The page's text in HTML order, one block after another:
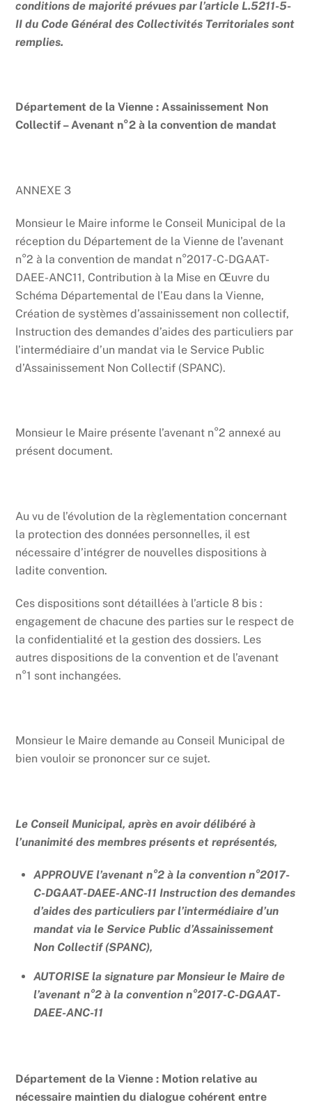
conditions de majorité prévues par l’article L.5211-5-
II du Code Général des Collectivités Territoriales sont
remplies.
Département de la Vienne : Assainissement Non
Collectif – Avenant n°2 à la convention de mandat
ANNEXE 3
Monsieur le Maire informe le Conseil Municipal de la
réception du Département de la Vienne de l’avenant
n°2 à la convention de mandat n°2017-C-DGAAT-
DAEE-ANC11, Contribution à la Mise en Œuvre du
Schéma Départemental de l’Eau dans la Vienne,
Création de systèmes d’assainissement non collectif,
Instruction des demandes d’aides des particuliers par
l’intermédiaire d’un mandat via le Service Public
d’Assainissement Non Collectif (SPANC).
Monsieur le Maire présente l’avenant n°2 annexé au
présent document.
Au vu de l’évolution de la règlementation concernant
la protection des données personnelles, il est
nécessaire d’intégrer de nouvelles dispositions à
ladite convention.
Ces dispositions sont détaillées à l’article 8 bis :
engagement de chacune des parties sur le respect de
la confidentialité et la gestion des dossiers. Les
autres dispositions de la convention et de l’avenant
n°1 sont inchangées.
Monsieur le Maire demande au Conseil Municipal de
bien vouloir se prononcer sur ce sujet.
Le Conseil Municipal, après en avoir délibéré à
l’unanimité des membres présents et représentés,
APPROUVE l’avenant n°2 à la convention n°2017-
C-DGAAT-DAEE-ANC-11 Instruction des demandes
d’aides des particuliers par l’intermédiaire d’un
mandat via le Service Public d’Assainissement
Non Collectif (SPANC),
AUTORISE la signature par Monsieur le Maire de
l’avenant n°2 à la convention n°2017-C-DGAAT-
DAEE-ANC-11
Département de la Vienne : Motion relative au
nécessaire maintien du dialogue cohérent entre